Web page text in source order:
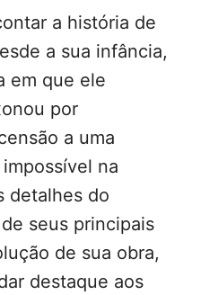
a história de
a sua infância,
em que ele
por
a uma
na
detalhes do
seus principais
de sua obra,
destaque aos